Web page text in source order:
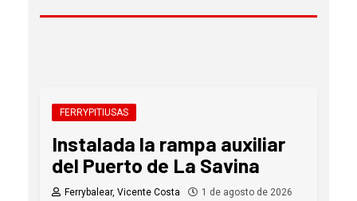
FERRYPITIUSAS
Instalada la rampa auxiliar
del Puerto de La Savina
Ferrybalear, Vicente Costa
1 de agosto de 2026